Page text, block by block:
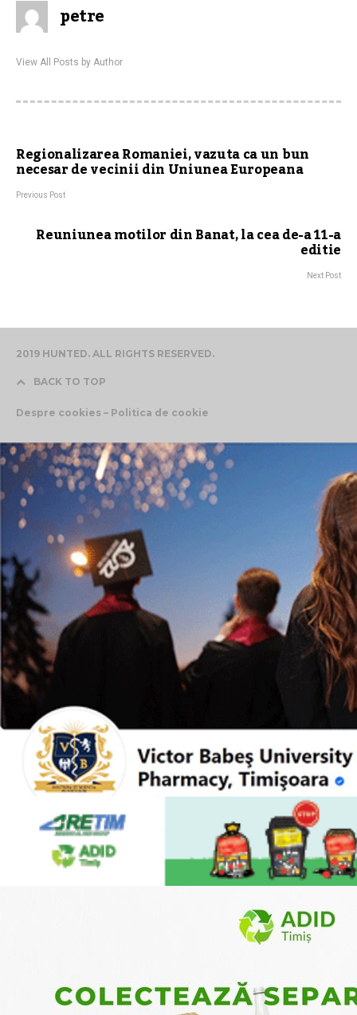
petre
View All Posts by Author
Regionalizarea Romaniei, vazuta ca un bun
necesar de vecinii din Uniunea Europeana
Previous Post
Reuniunea motilor din Banat, la cea de-a 11-a
editie
Next Post
2019 HUNTED. ALL RIGHTS RESERVED.
BACK TO TOP
Despre cookies – Politica de cookie